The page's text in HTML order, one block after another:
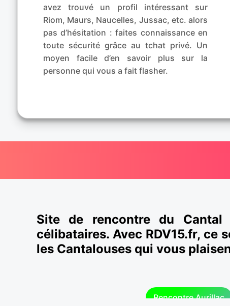
avez trouvé un profil intéressant sur
Riom, Maurs, Naucelles, Jussac, etc. alors
pas d’hésitation : faites connaissance en
toute sécurité grâce au tchat privé. Un
moyen facile d’en savoir plus sur la
personne qui vous a fait flasher.
Site de rencontre du
célibataires. Avec RDV15.fr, ce
les Cantalouses qui vous
Rencontre Aurillac